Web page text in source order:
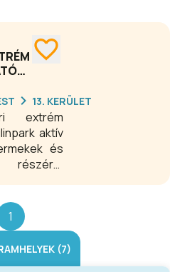
SZÓRAKOZTATÓKÖZPONT
13. KERÜLET
extrém
aktív
és
és sportolj
Itt
1
(7)